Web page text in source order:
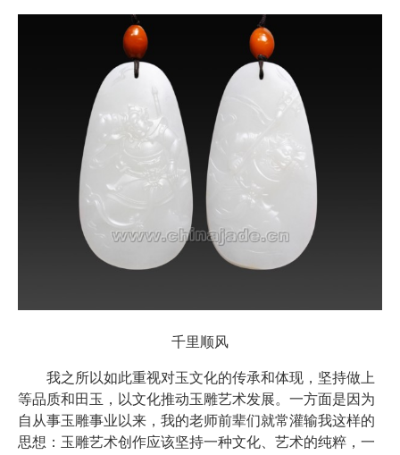
千里顺风
我之所以如此重视对玉文化的传承和体现，坚持做上
等品质和田玉，以文化推动玉雕艺术发展。一方面是因为
自从事玉雕事业以来，我的老师前辈们就常灌输我这样的
思想：玉雕艺术创作应该坚持一种文化、艺术的纯粹，一